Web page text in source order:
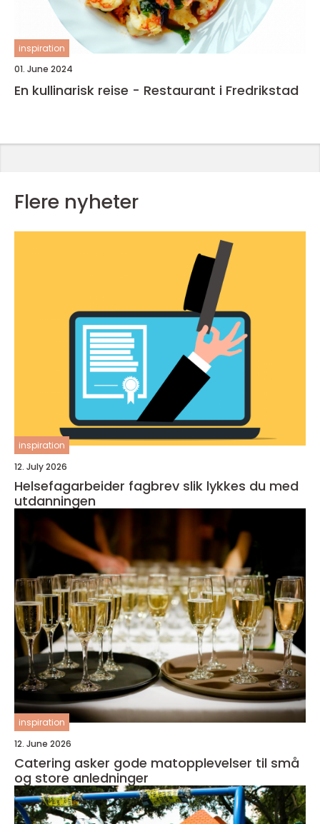
inspiration
01. June 2024
En kullinarisk reise - Restaurant i Fredrikstad
Flere nyheter
inspiration
12. July 2026
Helsefagarbeider fagbrev slik lykkes du med
utdanningen
inspiration
12. June 2026
Catering asker gode matopplevelser til små
og store anledninger